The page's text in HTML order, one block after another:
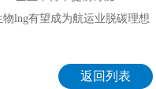
物lng有望成为航运业脱碳理想
返回列表